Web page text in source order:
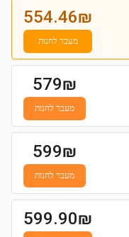
554.46₪
מעבר לחנות
579₪
מעבר לחנות
599₪
מעבר לחנות
599.90₪